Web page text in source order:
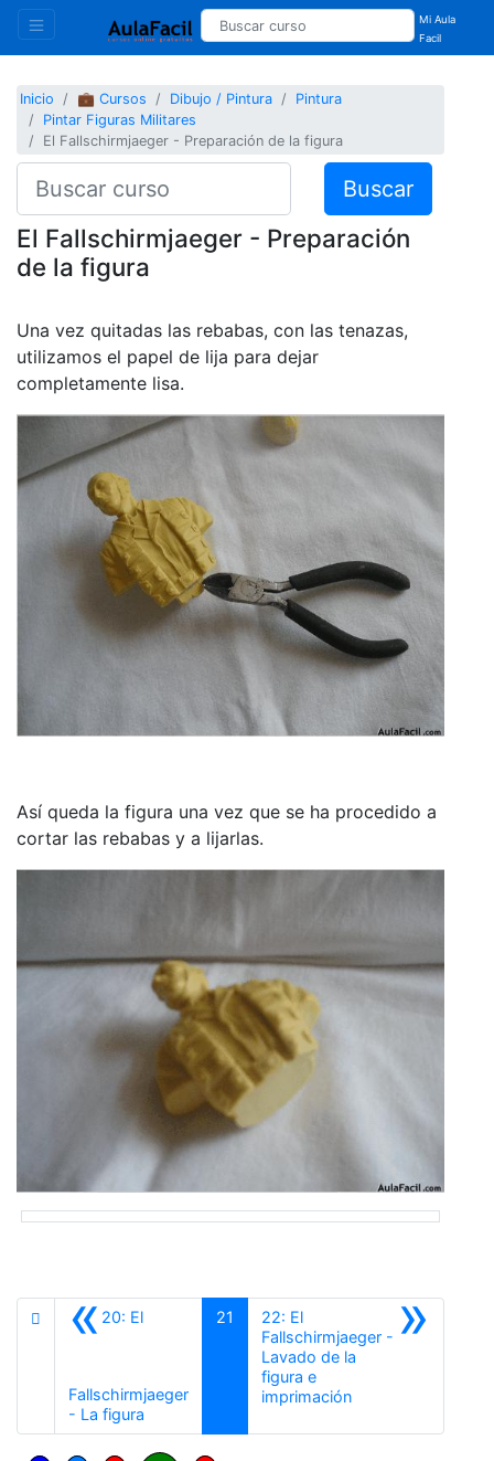
Mi Aula
Facil
Inicio 💼 Cursos Dibujo / Pintura
Pintura
Pintar Figuras Militares
El Fallschirmjaeger - Preparación de la figura
Buscar
El Fallschirmjaeger - Preparación
de la figura
Una vez quitadas las rebabas, con las tenazas,
utilizamos el papel de lija para dejar
completamente lisa.
Así queda la figura una vez que se ha procedido a
cortar las rebabas y a lijarlas.
«20: El
Fallschirmjaeger
- La figura
21 »
22: El
Fallschirmjaeger -
Lavado de la
figura e
imprimaciónSiguiente